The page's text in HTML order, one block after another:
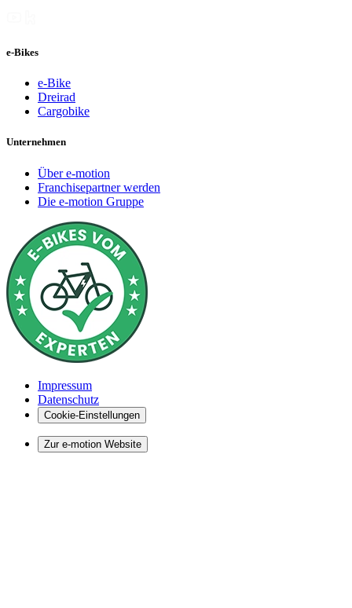
e-Bikes
e-Bike
Dreirad
Cargobike
Unternehmen
Über e-motion
Franchisepartner werden
Die e-motion Gruppe
Impressum
Datenschutz
Cookie-Einstellungen
Zur e-motion Website